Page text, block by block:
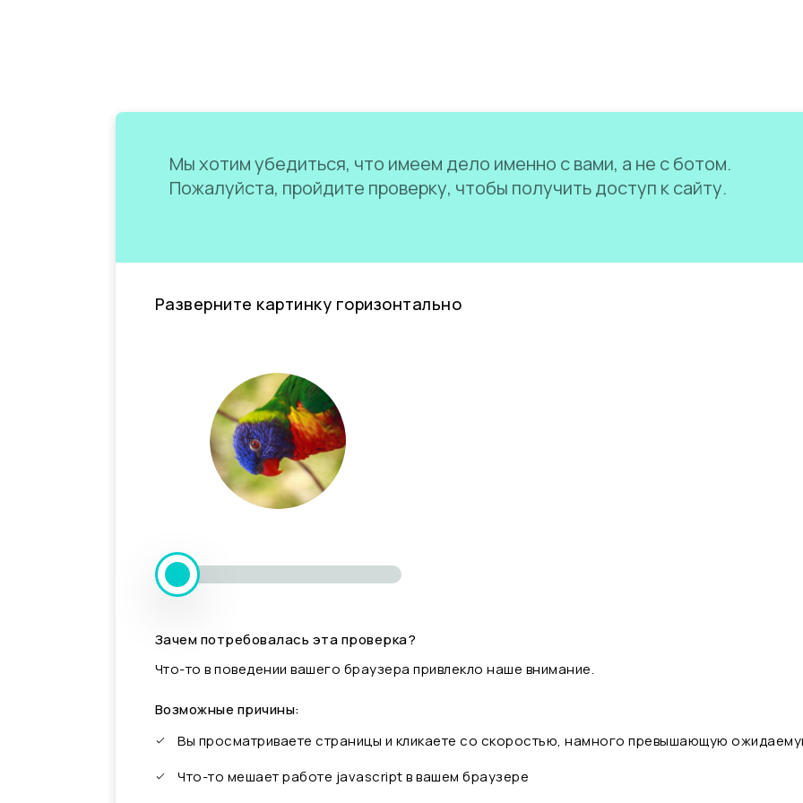
Мы хотим убедиться, что имеем дело именно с вами, а не с ботом.
Пожалуйста, пройдите проверку, чтобы получить доступ к сайту.
Разверните картинку горизонтально
Зачем потребовалась эта проверка?
Что-то в поведении вашего браузера привлекло наше внимание.
Возможные причины:
Вы просматриваете страницы и кликаете со скоростью, намного превышающую
Что-то мешает работе javascript в вашем браузере